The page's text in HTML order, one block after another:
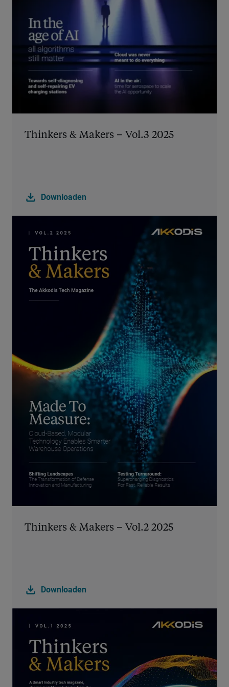
Thinkers & Makers – Vol.3 2025
download Downloaden
Thinkers & Makers – Vol.2 2025
download Downloaden